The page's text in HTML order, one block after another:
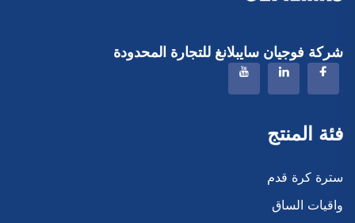
شركة فوجيان سايبلانغ للتجارة المحدودة
فئة المنتج
سترة كرة قدم
واقيات الساق